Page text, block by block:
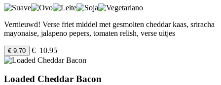
Vernieuwd! Verse friet middel met gesmolten cheddar kaas, sriracha
mayonaise, jalapeno pepers, tomaten relish, verse uitjes
€ 9.70 € 10.95
Loaded Cheddar Bacon